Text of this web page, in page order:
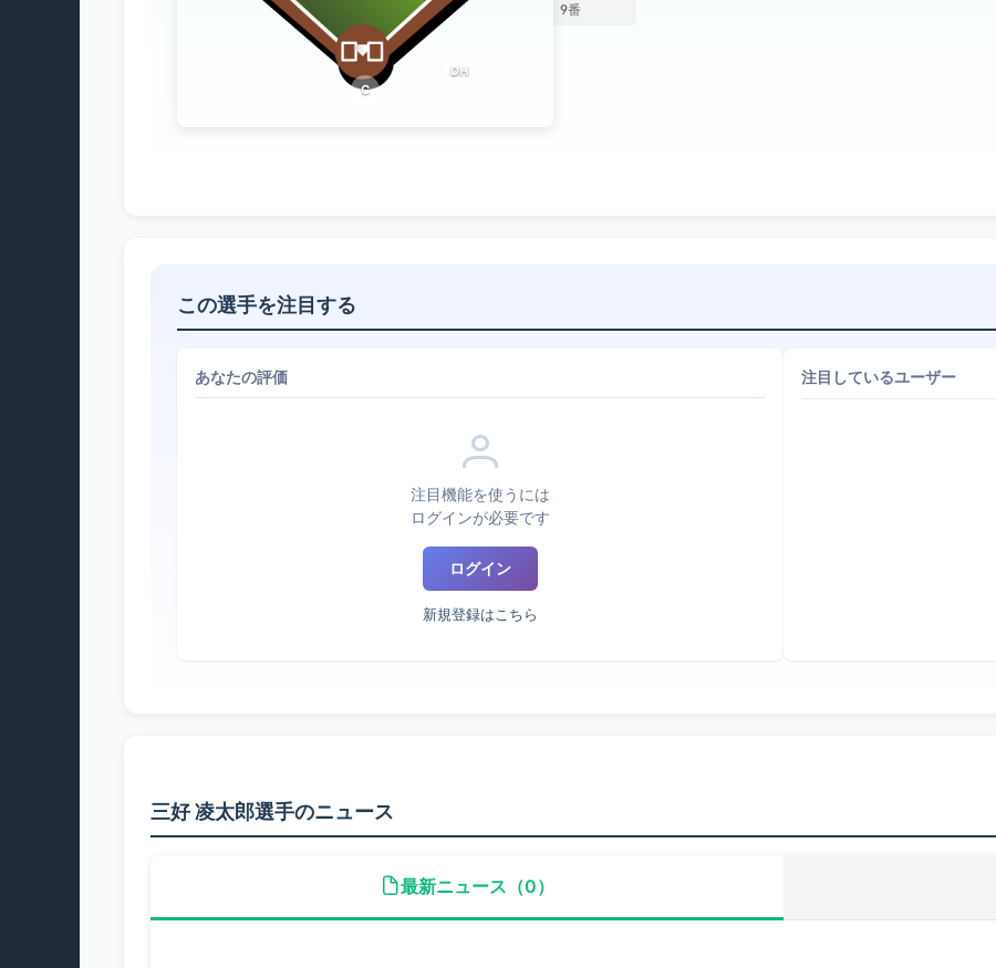
C
DH
9番
この選手を注目する
あなたの評価
注目機能を使うには
ログインが必要です
ログイン
新規登録はこちら
注目しているユーザー
三好 凌太郎選手のニュース
最新ニュース（0）